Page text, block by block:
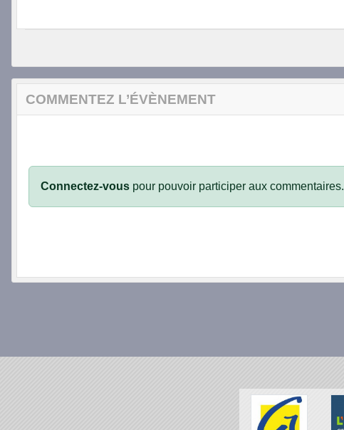
COMMENTEZ L’ÉVÈNEMENT
Connectez-vous pour pouvoir participer aux commentaires.